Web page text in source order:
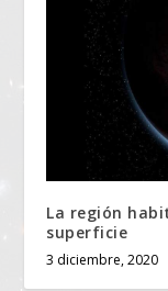
La región
superficie
3 diciembre, 2020